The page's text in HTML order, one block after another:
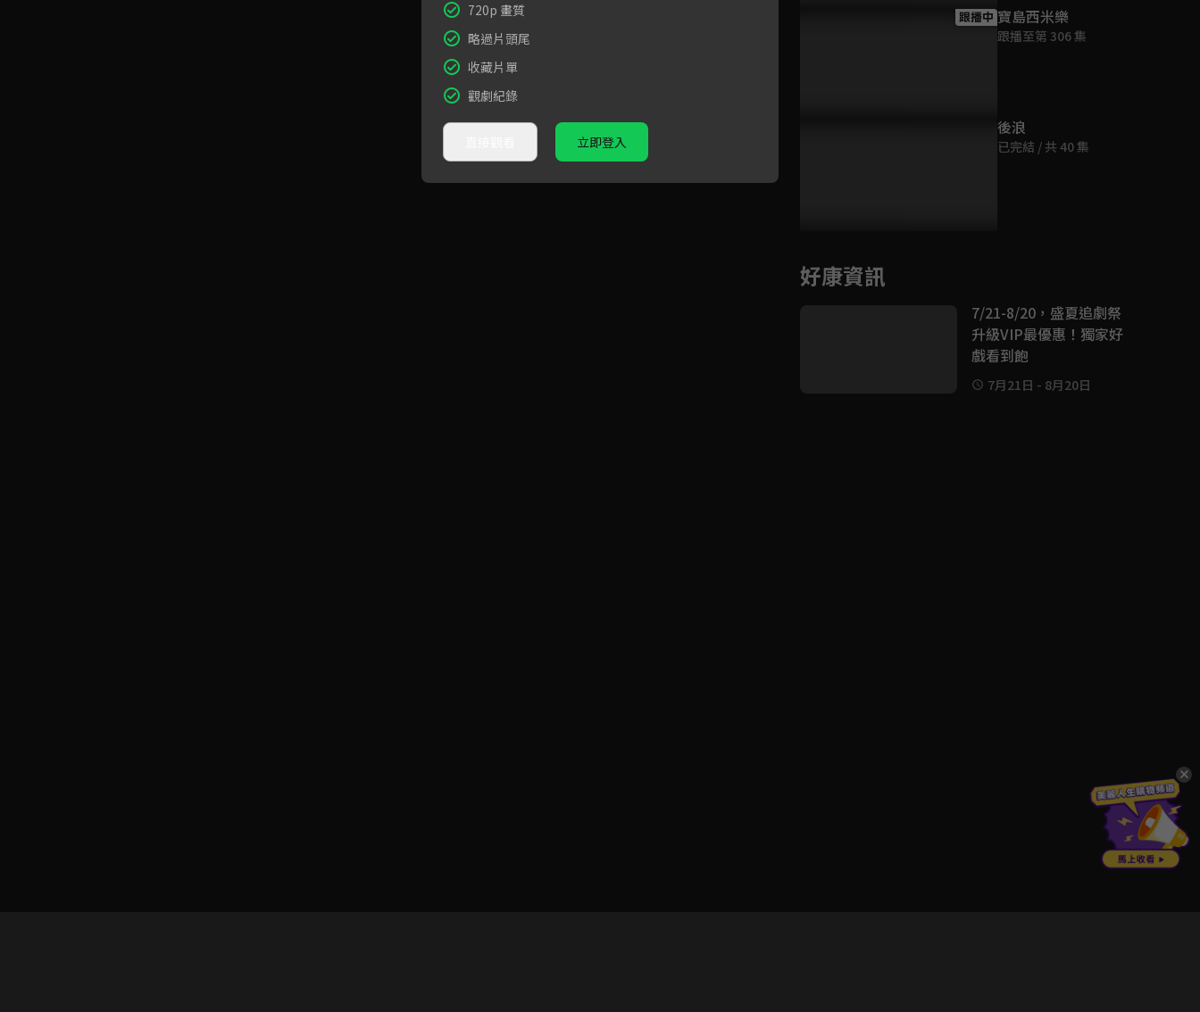
跟播中 寶島西米樂
跟播至第 306 集
後浪
已完結 / 共 40 集
好康資訊
7/21-8/20，盛夏追劇祭
升級VIP最優惠！獨家好
戲看到飽
7月21日 - 8月20日
720p 畫質
略過片頭尾
收藏片單
觀劇紀錄
立即登入